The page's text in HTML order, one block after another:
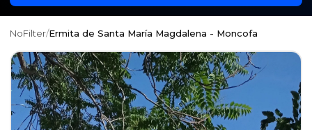
NoFilter/Ermita de Santa María Magdalena - Moncofa